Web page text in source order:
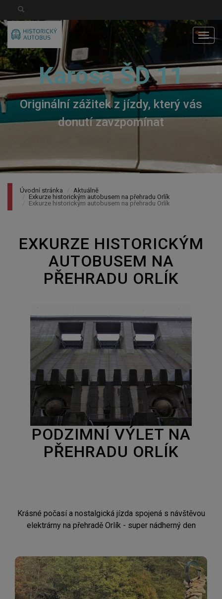
Menu
Karosa ŠD 11
Originální zážitek z jízdy, který vás
donutí zavzpomínat
Úvodní stránka
Aktuálně
Exkurze historickým autobusem na přehradu Orlík
Exkurze historickým autobusem na přehradu Orlík
EXKURZE HISTORICKÝM
AUTOBUSEM NA
PŘEHRADU ORLÍK
PODZIMNÍ VÝLET NA
PŘEHRADU ORLÍK
Krásné počasí a nostalgická jízda spojená s návštěvou
elektrárny na přehradě Orlík - super nádherný den